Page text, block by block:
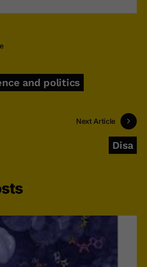
and politics
Next Article
Disa